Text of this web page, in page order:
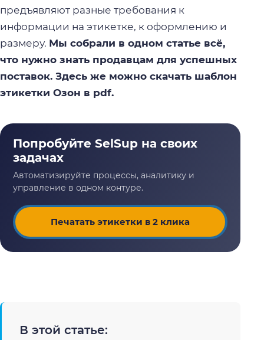
предъявляют разные требования к
информации на этикетке, к оформлению и
размеру. Мы собрали в одном статье всё,
что нужно знать продавцам для успешных
поставок. Здесь же можно скачать шаблон
этикетки Озон в pdf.
Печатать этикетки в 2 клика
В этой статье: